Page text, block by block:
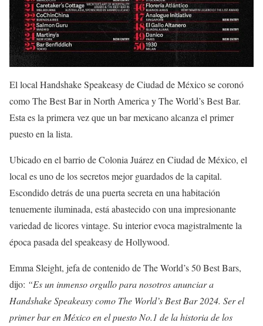
El local Handshake Speakeasy de Ciudad de México se coronó
como The Best Bar in North America y The World’s Best Bar.
Esta es la primera vez que un bar mexicano alcanza el primer
puesto en la lista.
Ubicado en el barrio de Colonia Juárez en Ciudad de México, el
local es uno de los secretos mejor guardados de la capital.
Escondido detrás de una puerta secreta en una habitación
tenuemente iluminada, está abastecido con una impresionante
variedad de licores vintage. Su interior evoca magistralmente la
época pasada del speakeasy de Hollywood.
Emma Sleight, jefa de contenido de The World’s 50 Best Bars,
dijo: “Es un inmenso orgullo para nosotros anunciar a
Handshake Speakeasy como The World’s Best Bar 2024. Ser el
primer bar en México en el puesto No.1 de la historia de los